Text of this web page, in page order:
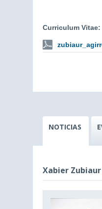
Curriculum Vitae:
NOTICIAS
Xabier